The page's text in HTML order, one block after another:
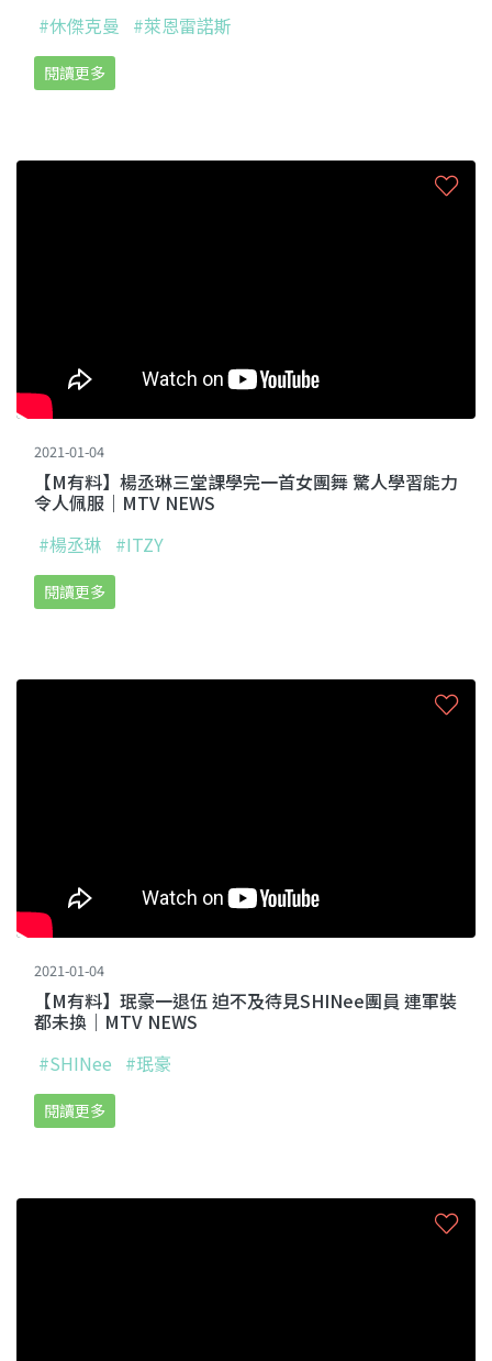
#休傑克曼
#萊恩雷諾斯
閱讀更多
2021-01-04
【M有料】楊丞琳三堂課學完一首女團舞 驚人學習能力
令人佩服｜MTV NEWS
#楊丞琳 #ITZY
閱讀更多
2021-01-04
【M有料】珉豪一退伍 迫不及待見SHINee團員 連軍裝
都未換｜MTV NEWS
#SHINee #珉豪
閱讀更多